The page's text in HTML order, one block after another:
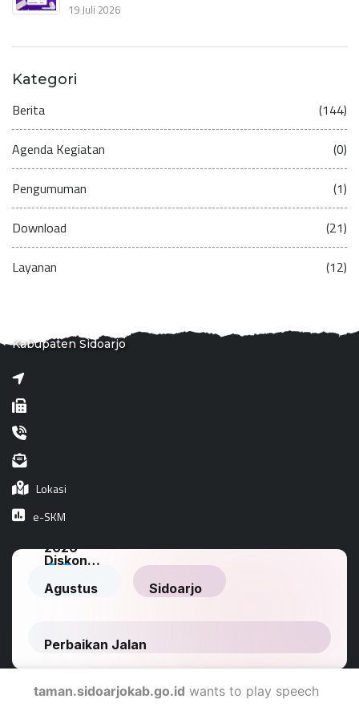
19 Juli 2026
Kategori
Berita (144)
Agenda Kegiatan (0)
Pengumuman (1)
Download (21)
Layanan (12)
Kabupaten Sidoarjo
Lokasi
e-SKM
taman.sidoarjokab.go.id wants to play speech